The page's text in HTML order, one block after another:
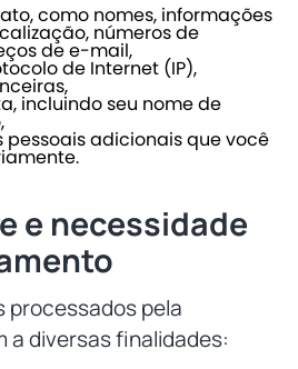
como nomes, informações
números de
de e-mail,
de Internet (IP),
incluindo seu nome de
pessoais adicionais que você
e necessidade
processados pela
a diversas finalidades: